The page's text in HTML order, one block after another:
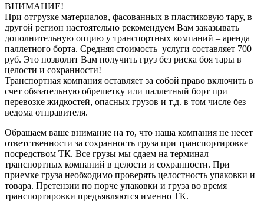
ВНИМАНИЕ!
При отгрузке материалов, фасованных в пластиковую тару, в
другой регион настоятельно рекомендуем Вам заказывать
дополнительную опцию у транспортных компаний – аренда
паллетного борта. Средняя стоимость услуги составляет 700
руб. Это позволит Вам получить груз без риска боя тары в
целости и сохранности!
Транспортная компания оставляет за собой право включить в
счет обязательную обрешетку или паллетный борт при
перевозке жидкостей, опасных грузов и т.д. в том числе без
ведома отправителя.
Обращаем ваше внимание на то, что наша компания не несет
ответственности за сохранность груза при транспортировке
посредством ТК. Все грузы мы сдаем на терминал
транспортных компаний в целости и сохранности. При
приемке груза необходимо проверять целостность упаковки и
товара. Претензии по порче упаковки и груза во время
транспортировки предъявляются именно ТК.